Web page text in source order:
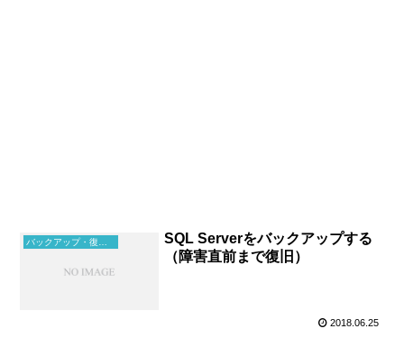
バックアップ・復元・復旧
SQL Serverをバックアップする
（障害直前まで復旧）
2018.06.25